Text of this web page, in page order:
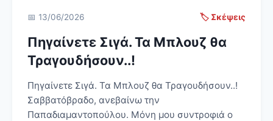
📅 13/06/2026 🏷️ Σκέψεις
Πηγαίνετε Σιγά. Τα Μπλουζ θα
Τραγουδήσουν..!
Πηγαίνετε Σιγά. Τα Μπλουζ θα Τραγουδήσουν..!
Σαββατόβραδο, ανεβαίνω την
Παπαδιαμαντοπούλου. Μόνη μου συντροφιά ο